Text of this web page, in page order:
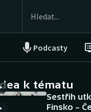
Podcasty
NEPŘEHLÉDNĚTE
Historické návraty
k tématu
Sestřih
Finsko –